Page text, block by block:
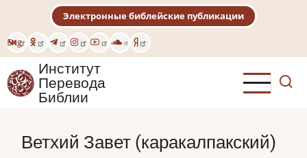
основному
содержанию
Eng
Электронные библейские публикации
Институт
Перевода
Библии
Ветхий Завет (каракалпакский)